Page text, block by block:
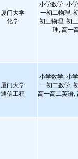
厦门大学
化学
小学数学, 小
一初二物理,
初三物理, 初
理, 高一
厦门大学
通信工程
小学数学, 小
一初二数学,
高一高二英语,